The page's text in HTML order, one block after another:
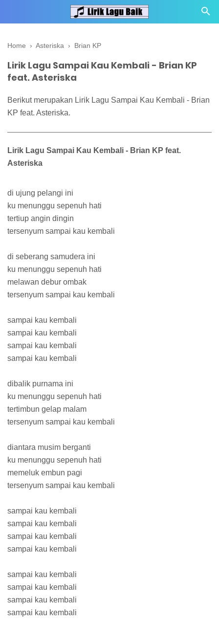
Home › Asteriska › Brian KP
Lirik Lagu Sampai Kau Kembali - Brian KP
feat. Asteriska
Berikut merupakan Lirik Lagu Sampai Kau Kembali - Brian
KP feat. Asteriska.
Lirik Lagu Sampai Kau Kembali - Brian KP feat.
Asteriska
di ujung pelangi ini
ku menunggu sepenuh hati
tertiup angin dingin
tersenyum sampai kau kembali
di seberang samudera ini
ku menunggu sepenuh hati
melawan debur ombak
tersenyum sampai kau kembali
sampai kau kembali
sampai kau kembali
sampai kau kembali
sampai kau kembali
dibalik purnama ini
ku menunggu sepenuh hati
tertimbun gelap malam
tersenyum sampai kau kembali
diantara musim berganti
ku menunggu sepenuh hati
memeluk embun pagi
tersenyum sampai kau kembali
sampai kau kembali
sampai kau kembali
sampai kau kembali
sampai kau kembali
sampai kau kembali
sampai kau kembali
sampai kau kembali
sampai kau kembali